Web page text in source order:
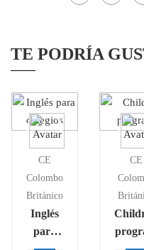
TE PODRÍA
CE
Colombo
Británico
Inglés
para
CE